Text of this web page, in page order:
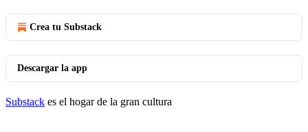
Crea tu Substack
Descargar la app
Substack es el hogar de la gran cultura